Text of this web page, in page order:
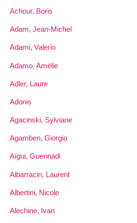
Achour, Boris
Adam, Jean-Michel
Adami, Valerio
Adamo, Amélie
Adler, Laure
Adonis
Agacinski, Sylviane
Agamben, Giorgio
Aïgui, Guennadi
Albarracin, Laurent
Albertini, Nicole
Alechine, Ivan